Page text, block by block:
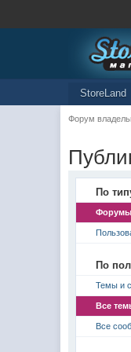
StoreLand
Форум
По
Форумы
По
Темы и
Все
Все